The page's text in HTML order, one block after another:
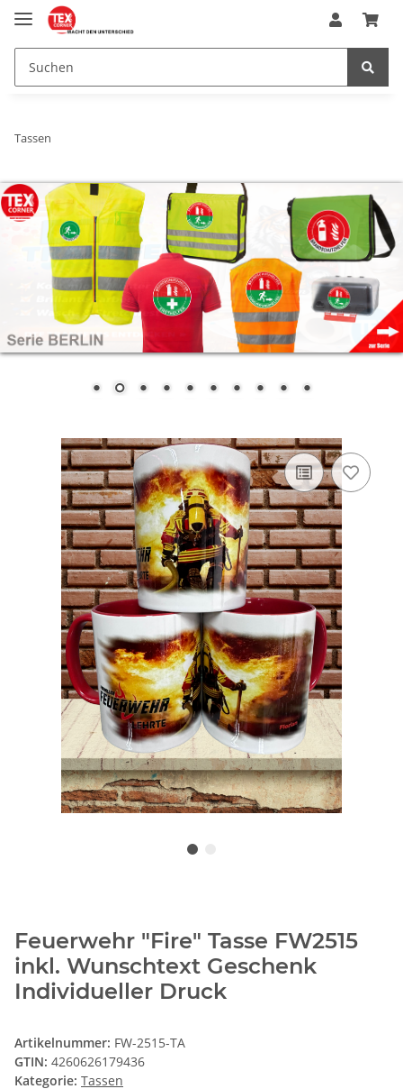
Tassen
Feuerwehr "Fire" Tasse FW2515
inkl. Wunschtext Geschenk
Individueller Druck
Artikelnummer: FW-2515-TA
GTIN: 4260626179436
Kategorie: Tassen